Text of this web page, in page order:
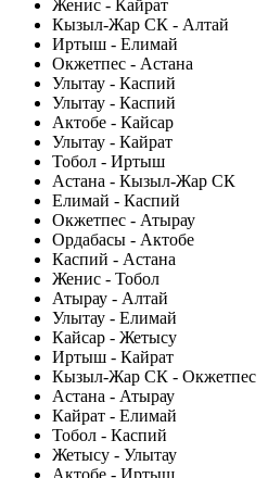
Женис - Кайрат
Кызыл-Жар СК - Алтай
Иртыш - Елимай
Окжетпес - Астана
Улытау - Каспий
Улытау - Каспий
Актобе - Кайсар
Улытау - Кайрат
Тобол - Иртыш
Астана - Кызыл-Жар СК
Елимай - Каспий
Окжетпес - Атырау
Ордабасы - Актобе
Каспий - Астана
Женис - Тобол
Атырау - Алтай
Улытау - Елимай
Кайсар - Жетысу
Иртыш - Кайрат
Кызыл-Жар СК - Окжетпес
Астана - Атырау
Кайрат - Елимай
Тобол - Каспий
Жетысу - Улытау